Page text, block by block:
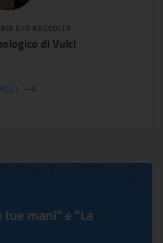
E/O RACCOLTA
di Vulci
mani" e "La